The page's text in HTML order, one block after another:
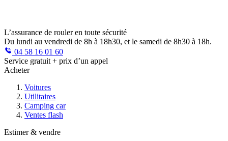
L’assurance de rouler en toute sécurité
Du lundi au vendredi de 8h à 18h30, et le samedi de 8h30 à 18h.
04 58 16 01 60
Service gratuit + prix d’un appel
Acheter
Voitures
Utilitaires
Camping car
Ventes flash
Estimer & vendre